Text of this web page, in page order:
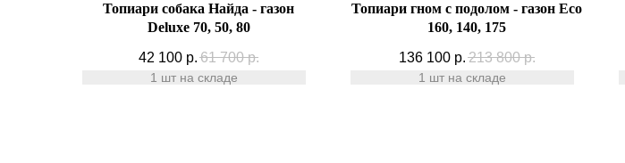
Топиари собака Найда - газон
Deluxe 70, 50, 80
42 100 р. 61 700 р.
Топиари гном с подолом - газон Eco
160, 140, 175
136 100 р. 213 800 р.